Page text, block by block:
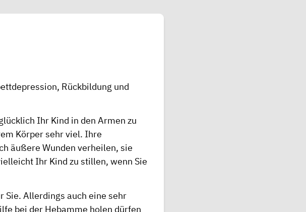
Rückbildung und
Ihr Kind in den Armen zu
Körper sehr viel. Ihre
äußere Wunden verheilen, sie
Ihr Kind zu stillen, wenn Sie
Sie. Allerdings auch eine sehr
bei der Hebamme holen dürfen